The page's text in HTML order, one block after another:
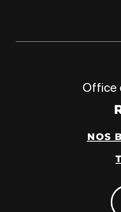
Office
NOS